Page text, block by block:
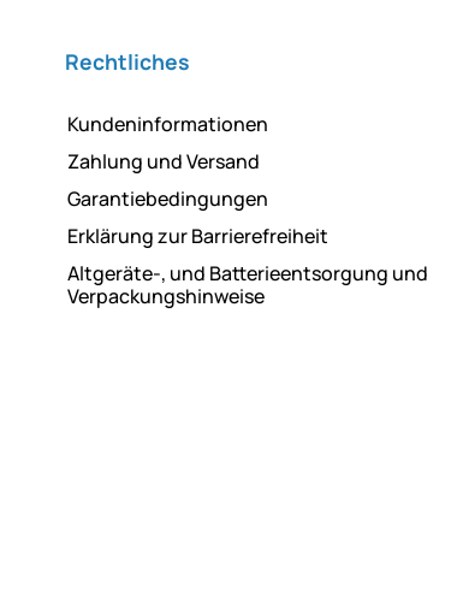
Rechtliches
Kundeninformationen
Zahlung und Versand
Garantiebedingungen
Erklärung zur Barrierefreiheit
Altgeräte-, und Batterieentsorgung und
Verpackungshinweise